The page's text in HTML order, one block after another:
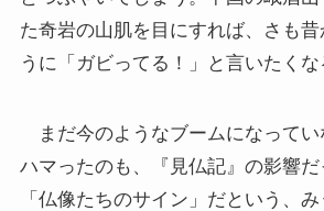
た奇岩の山肌を目にすれば、さも昔
うに「ガビってる！」と言いたくな
まだ今のようなブームになってい
ハマったのも、『見仏記』の影響
「仏像たちのサイン」だという、